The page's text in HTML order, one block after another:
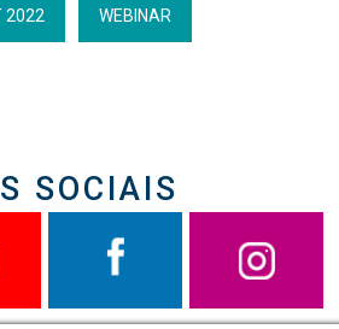
2022 WEBINAR
SOCIAIS